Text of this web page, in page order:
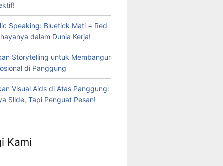
Speaking: Bluetick Mati = Red
dalam Dunia Kerja!
Storytelling untuk Membangun
di Panggung
Visual Aids di Atas Panggung:
Slide, Tapi Penguat Pesan!
Kami